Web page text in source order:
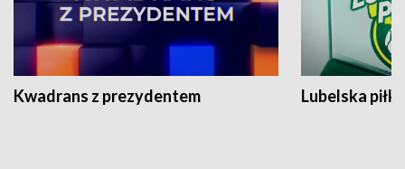
Kwadrans z prezydentem Lubelska piłka